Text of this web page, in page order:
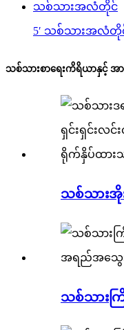
5′ သစ်သားအလံတို
သစ်သားစာရေးကိရိယာနှင့် အား
သစ်သားအို
သစ်သားက